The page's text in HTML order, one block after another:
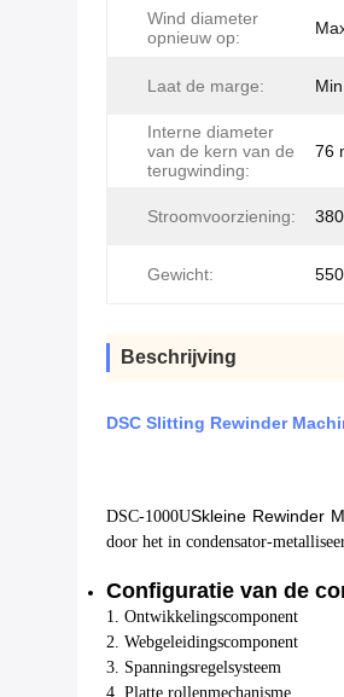
Wind diameter
opnieuw op:
Laat de marge:
Interne diameter
van de kern van de
terugwinding:
76
Stroomvoorziening:
Gewicht:
Beschrijving
DSC Slitting Rewinder
DSC-1000USkleine Rewinder
door het in condensator-
Configuratie van de
1. Ontwikkelingscomponent
2. Webgeleidingscomponent
3. Spanningsregelsysteem
4. Platte rollenmechanisme